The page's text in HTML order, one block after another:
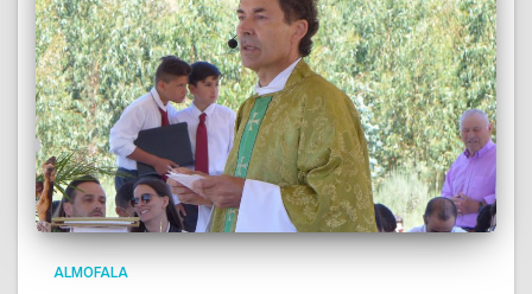
ALMOFALA